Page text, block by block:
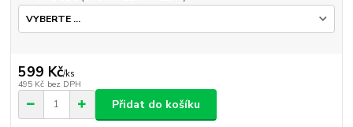
599 Kč/ks
495 Kč bez DPH
Přidat do košíku